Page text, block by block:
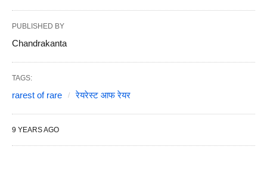
PUBLISHED BY
Chandrakanta
TAGS:
rarest of rare रेयरेस्ट आफ रेयर
9 YEARS AGO